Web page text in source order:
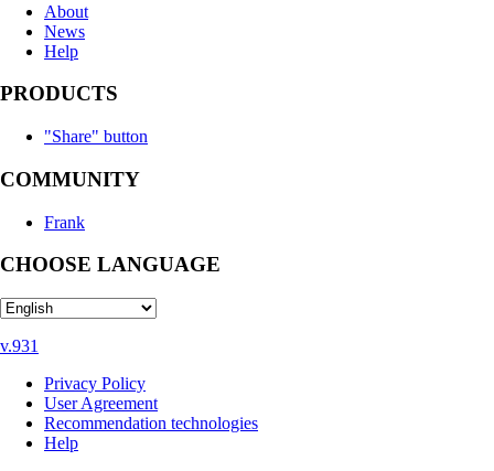
About
News
Help
PRODUCTS
"Share" button
COMMUNITY
Frank
CHOOSE LANGUAGE
v.931
Privacy Policy
User Agreement
Recommendation technologies
Help